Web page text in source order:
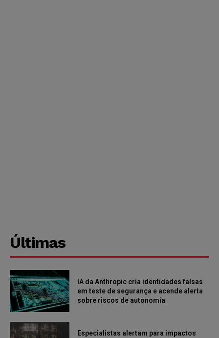
Últimas
IA da Anthropic cria identidades falsas
em teste de segurança e acende alerta
sobre riscos de autonomia
Especialistas alertam para impactos